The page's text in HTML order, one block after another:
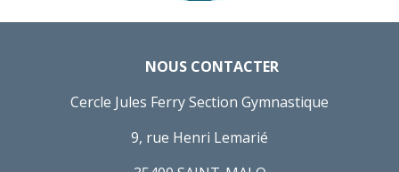
NOUS CONTACTER
Cercle Jules Ferry Section Gymnastique
9, rue Henri Lemarié